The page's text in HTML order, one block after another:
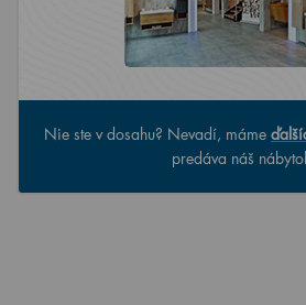
Nie ste v dosahu? Nevadí, máme
predáva náš